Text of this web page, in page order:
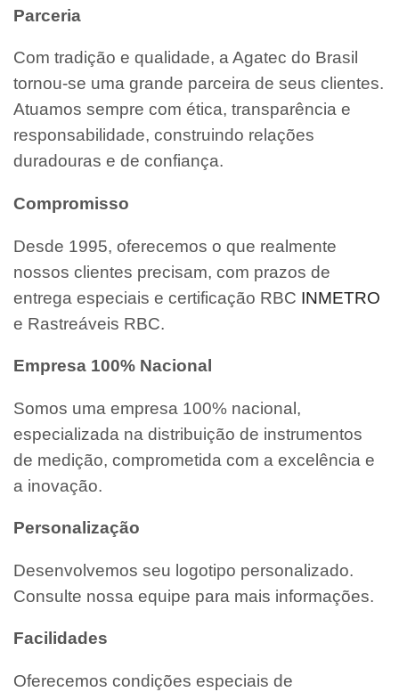
Parceria
Com tradição e qualidade, a Agatec do Brasil
tornou-se uma grande parceira de seus clientes.
Atuamos sempre com ética, transparência e
responsabilidade, construindo relações
duradouras e de confiança.
Compromisso
Desde 1995, oferecemos o que realmente
nossos clientes precisam, com prazos de
entrega especiais e certificação RBC INMETRO
e Rastreáveis RBC.
Empresa 100% Nacional
Somos uma empresa 100% nacional,
especializada na distribuição de instrumentos
de medição, comprometida com a excelência e
a inovação.
Personalização
Desenvolvemos seu logotipo personalizado.
Consulte nossa equipe para mais informações.
Facilidades
Oferecemos condições especiais de